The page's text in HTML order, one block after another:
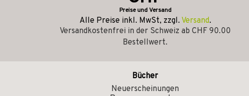
Preise und Versand
Alle Preise inkl. MwSt, zzgl. Versand.
Versandkostenfrei in der Schweiz ab CHF 90.00
Bestellwert.
Bücher
Neuerscheinungen